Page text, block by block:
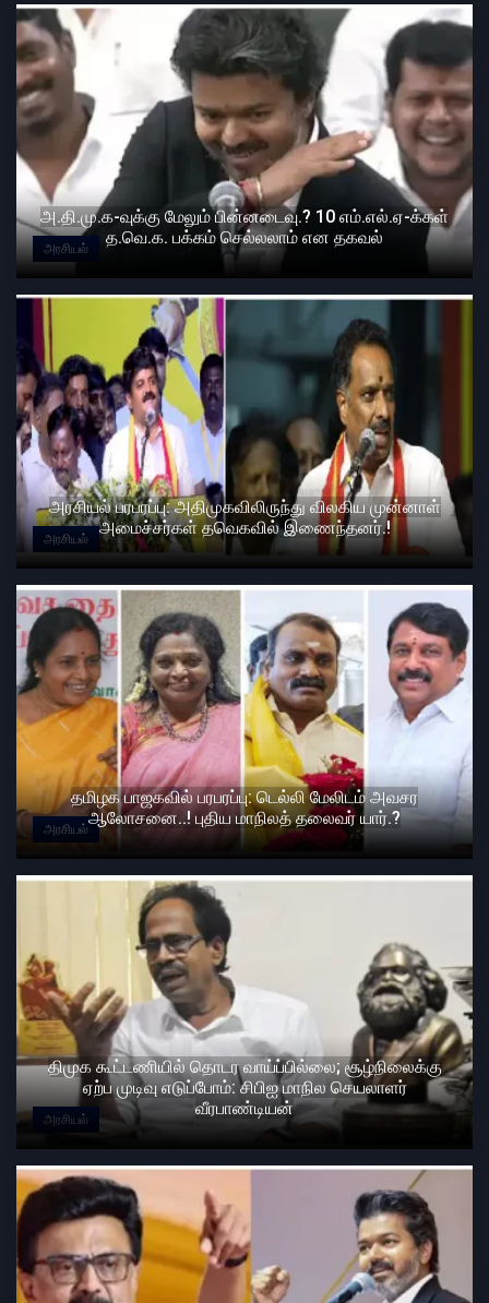
அரசியல்
அ.தி.மு.க-வுக்கு மேலும் பின்னடைவு.? 10 எம்.எல்.ஏ-க்கள்
த.வெ.க. பக்கம் செல்லலாம் என தகவல்
அரசியல்
அரசியல் பரபரப்பு: அதிமுகவிலிருந்து விலகிய முன்னாள்
அமைச்சர்கள் தவெகவில் இணைந்தனர்.!
அரசியல்
தமிழக பாஜகவில் பரபரப்பு: டெல்லி மேலிடம் அவசர
ஆலோசனை..! புதிய மாநிலத் தலைவர் யார்.?
அரசியல்
திமுக கூட்டணியில் தொடர வாய்ப்பில்லை; சூழ்நிலைக்கு
ஏற்ப முடிவு எடுப்போம்: சிபிஐ மாநில செயலாளர்
வீரபாண்டியன்